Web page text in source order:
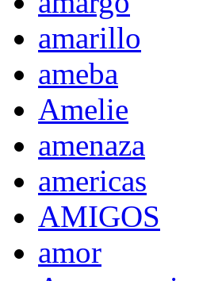
amarillo
ameba
Amelie
amenaza
americas
AMIGOS
amor